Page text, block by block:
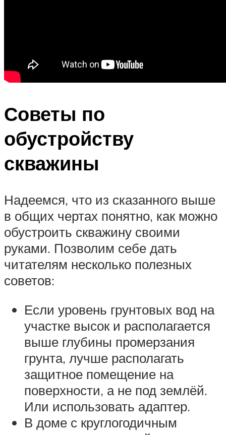
Советы по
обустройству
скважины
Надеемся, что из сказанного выше
в общих чертах понятно, как можно
обустроить скважину своими
руками. Позволим себе дать
читателям несколько полезных
советов:
Если уровень грунтовых вод на
участке высок и располагается
выше глубины промерзания
грунта, лучше располагать
защитное помещение на
поверхности, а не под землёй.
Или использовать адаптер.
В доме с круглогодичным